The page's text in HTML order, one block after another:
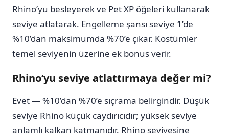
Rhino’yu besleyerek ve Pet XP öğeleri kullanarak
seviye atlatarak. Engelleme şansı seviye 1’de
%10’dan maksimumda %70’e çıkar. Kostümler
temel seviyenin üzerine ek bonus verir.
Rhino’yu seviye atlattırmaya değer mi?
Evet — %10’dan %70’e sıçrama belirgindir. Düşük
seviye Rhino küçük caydırıcıdır; yüksek seviye
anlamlı kalkan katmanıdır. Rhino seviyesine